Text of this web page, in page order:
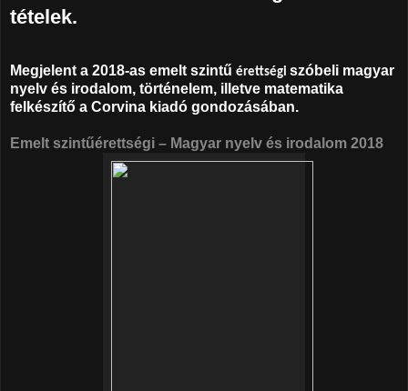
tételek.
Megjelent a 2018-as emelt szintű érettségi szóbeli magyar
nyelv és irodalom, történelem, illetve matematika
felkészítő a Corvina kiadó gondozásában.
Emelt szintűérettségi – Magyar nyelv és irodalom 2018